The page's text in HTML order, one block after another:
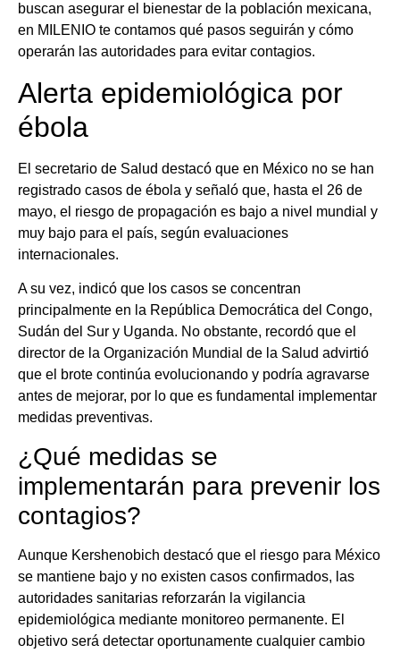
buscan asegurar el bienestar de la población mexicana,
en MILENIO te contamos qué pasos seguirán y cómo
operarán las autoridades para evitar contagios.
Alerta epidemiológica por
ébola
El secretario de Salud destacó que en México no se han
registrado casos de ébola y señaló que, hasta el 26 de
mayo, el riesgo de propagación es bajo a nivel mundial y
muy bajo para el país, según evaluaciones
internacionales.
A su vez, indicó que los casos se concentran
principalmente en la República Democrática del Congo,
Sudán del Sur y Uganda. No obstante, recordó que el
director de la Organización Mundial de la Salud advirtió
que el brote continúa evolucionando y podría agravarse
antes de mejorar, por lo que es fundamental implementar
medidas preventivas.
¿Qué medidas se
implementarán para prevenir los
contagios?
Aunque Kershenobich destacó que el riesgo para México
se mantiene bajo y no existen casos confirmados, las
autoridades sanitarias reforzarán la vigilancia
epidemiológica mediante monitoreo permanente. El
objetivo será detectar oportunamente cualquier cambio